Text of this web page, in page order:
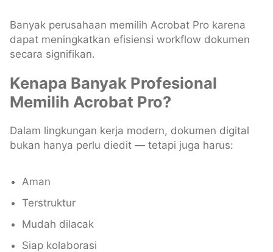
Banyak perusahaan memilih Acrobat Pro karena
dapat meningkatkan efisiensi workflow dokumen
secara signifikan.
Kenapa Banyak Profesional
Memilih Acrobat Pro?
Dalam lingkungan kerja modern, dokumen digital
bukan hanya perlu diedit — tetapi juga harus:
Aman
Terstruktur
Mudah dilacak
Siap kolaborasi